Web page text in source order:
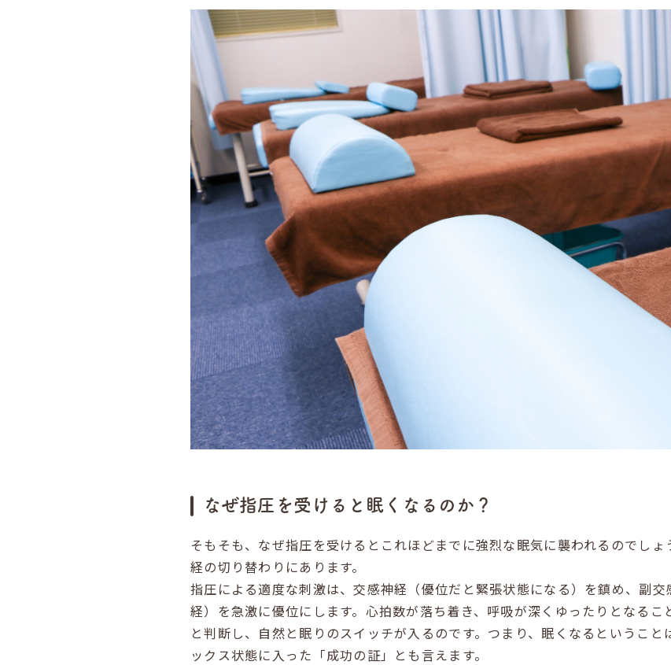
なぜ指圧を受けると眠くなるのか？
そもそも、なぜ指圧を受けるとこれほどまでに強烈な眠気に襲われるのでし
経の切り替わりにあります。
指圧による適度な刺激は、交感神経（優位だと緊張状態になる）を鎮め、副
経）を急激に優位にします。心拍数が落ち着き、呼吸が深くゆったりとなるこ
と判断し、自然と眠りのスイッチが入るのです。つまり、眠くなるというこ
ックス状態に入った「成功の証」とも言えます。